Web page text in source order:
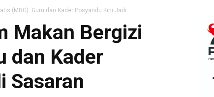
(MBG): Guru dan Kader Posyandu Kini Jadi...
Makan Bergizi
dan Kader
Sasaran